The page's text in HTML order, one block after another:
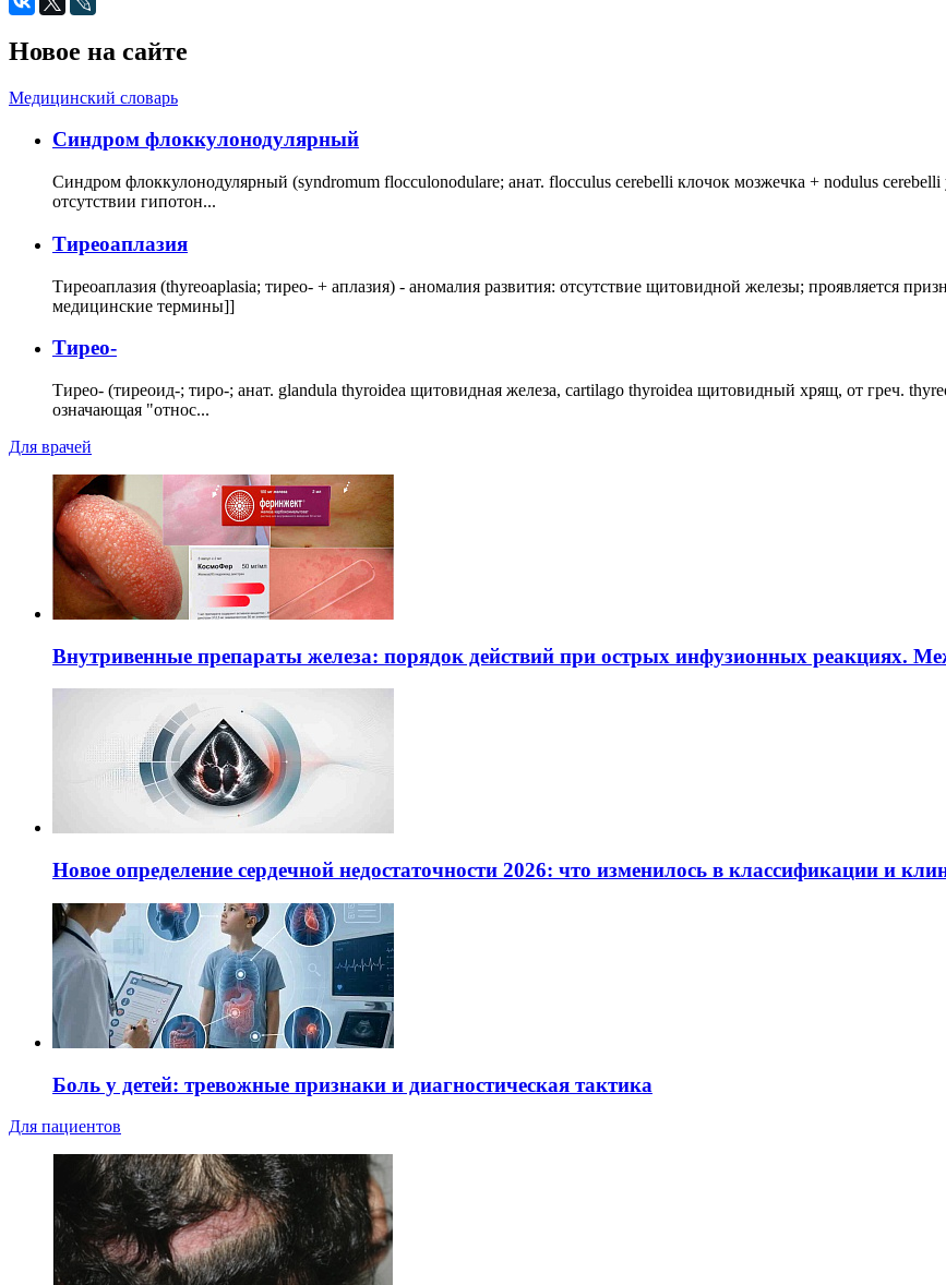
Новое на сайте
Медицинский словарь
Cиндром флоккулонодулярный
Синдром флоккулонодулярный (syndromum flocculonodulare; анат. flocculus cerebelli клочок мозжечка + nodulus
отсутствии гипотон...
Тиреоаплазия
Тиреоаплазия (thyreoaplasia; тирео- + аплазия) - аномалия развития: отсутствие щитовидной железы; проявляется
медицинские термины]]
Тирео-
Тирео- (тиреоид-; тиро-; анат. glandula thyroidea щитовидная железа, cartilago thyroidea щитовидный хрящ, от греч.
означающая "относ...
Для врачей
Внутривенные препараты железа: порядок действий при острых инфузионных реакциях.
Новое определение сердечной недостаточности 2026: что изменилось в классификации и
Боль у детей: тревожные признаки и диагностическая тактика
Для пациентов